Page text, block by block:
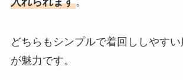
どちらもシンプルで着回ししやす
が魅力です。